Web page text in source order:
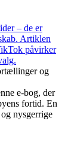
– de er
Artiklen
påvirker
og
e-bog, der
fortid. En
nysgerrige